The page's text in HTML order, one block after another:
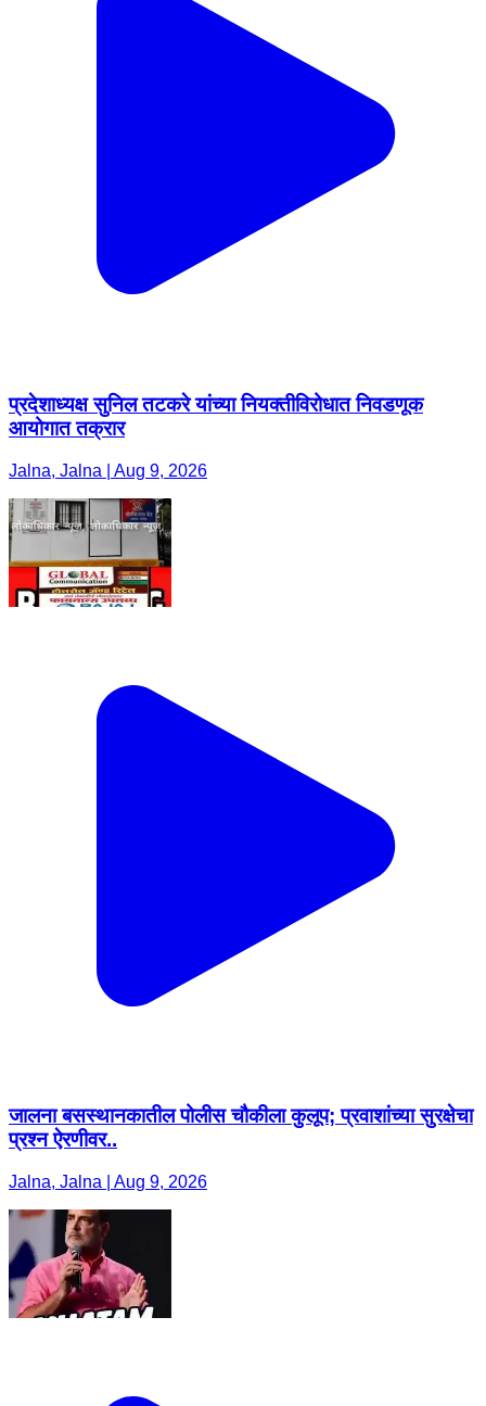
प्रदेशाध्यक्ष सुनिल तटकरे यांच्या नियक्तीविरोधात निवडणूक
आयोगात तक्रार
Jalna, Jalna | Aug 9, 2026
जालना बसस्थानकातील पोलीस चौकीला कुलूप; प्रवाशांच्या सुरक्षेचा
प्रश्न ऐरणीवर..
Jalna, Jalna | Aug 9, 2026